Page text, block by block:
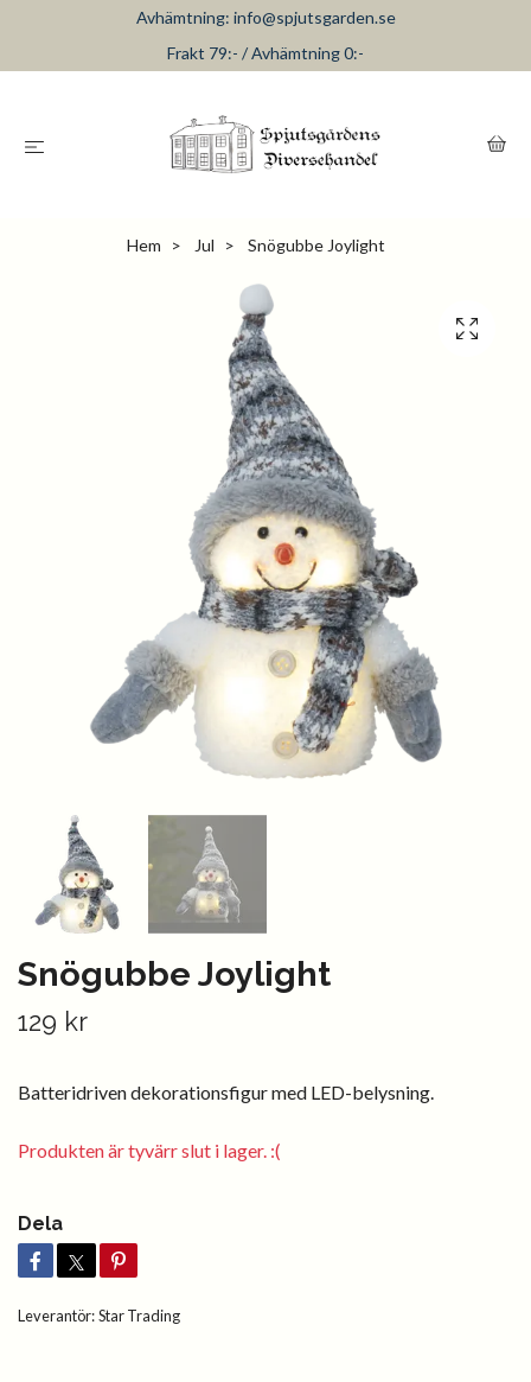
Avhämtning: info@spjutsgarden.se
Frakt 79:- / Avhämtning 0:-
Hem Jul Snögubbe Joylight
Snögubbe Joylight
129 kr
Batteridriven dekorationsfigur med LED-belysning.
Produkten är tyvärr slut i lager. :(
Dela
Leverantör:Star Trading